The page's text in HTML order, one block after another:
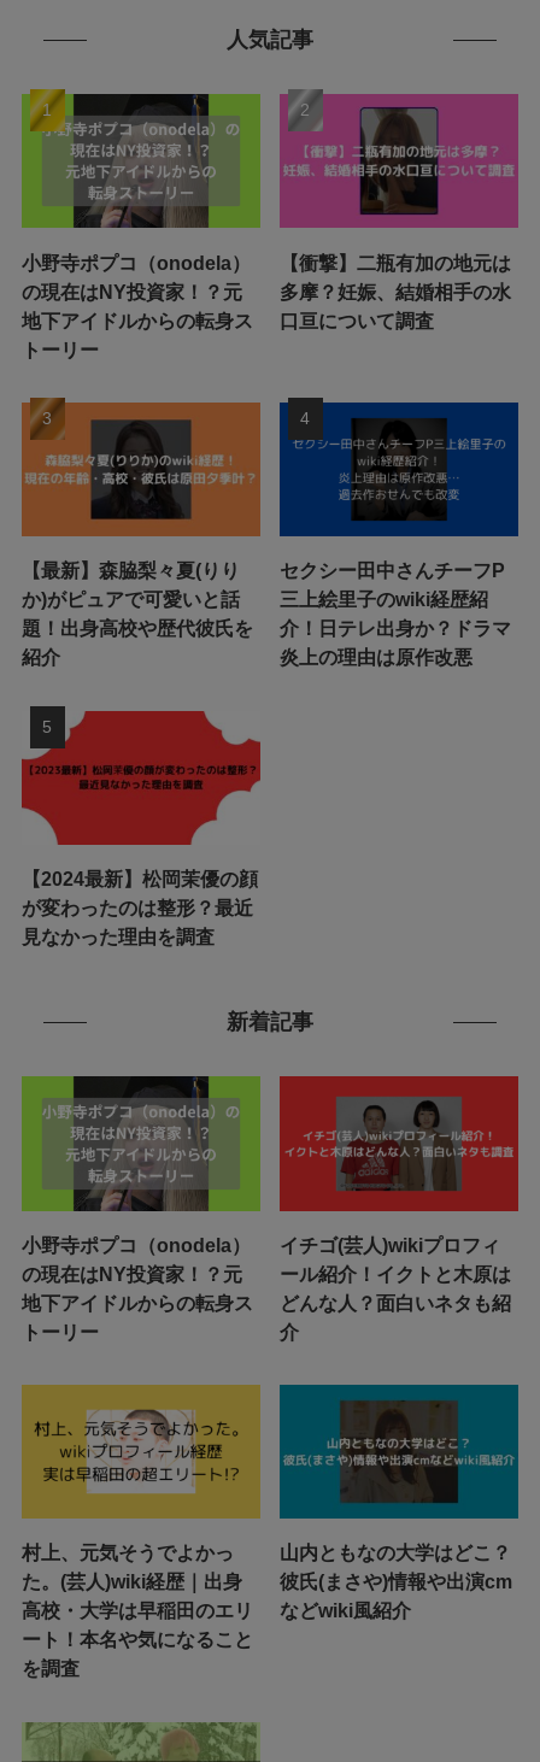
人気記事
小野寺ポプコ（onodela）
の現在はNY投資家！？元
地下アイドルからの転身ス
トーリー
【衝撃】二瓶有加の地元は
多摩？妊娠、結婚相手の水
口亘について調査
【最新】森脇梨々夏(りり
か)がピュアで可愛いと話
題！出身高校や歴代彼氏を
紹介
セクシー田中さんチーフP
三上絵里子のwiki経歴紹
介！日テレ出身か？ドラマ
炎上の理由は原作改悪
【2024最新】松岡茉優の顔
が変わったのは整形？最近
見なかった理由を調査
新着記事
小野寺ポプコ（onodela）
の現在はNY投資家！？元
地下アイドルからの転身ス
トーリー
イチゴ(芸人)wikiプロフィ
ール紹介！イクトと木原は
どんな人？面白いネタも紹
介
村上、元気そうでよかっ
た。(芸人)wiki経歴｜出身
高校・大学は早稲田のエリ
ート！本名や気になること
を調査
山内ともなの大学はどこ？
彼氏(まさや)情報や出演cm
などwiki風紹介